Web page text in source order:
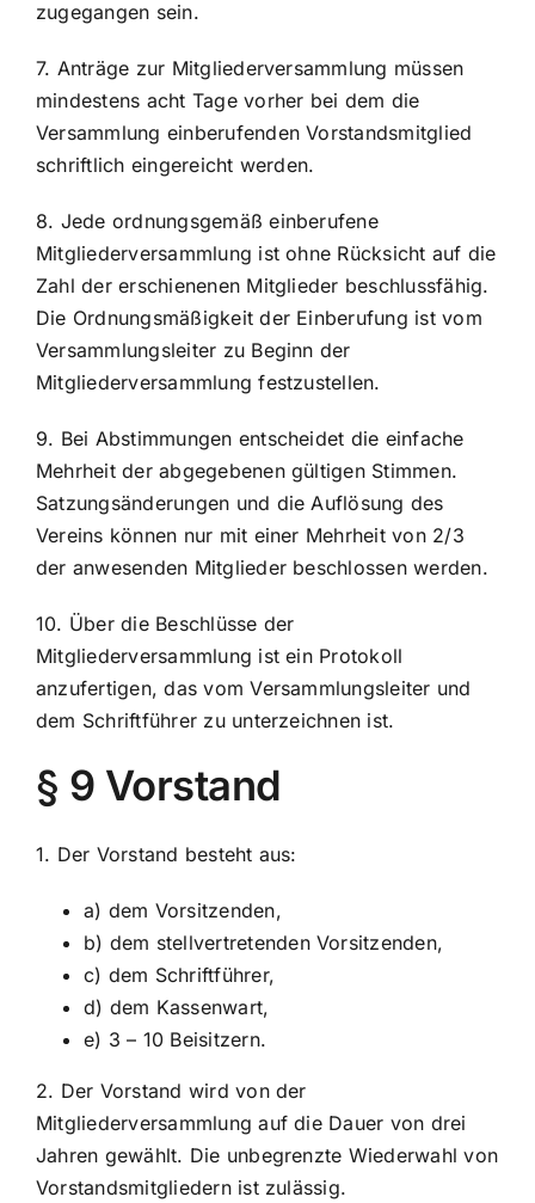
zugegangen sein.
7. Anträge zur Mitgliederversammlung müssen
mindestens acht Tage vorher bei dem die
Versammlung einberufenden Vorstandsmitglied
schriftlich eingereicht werden.
8. Jede ordnungsgemäß einberufene
Mitgliederversammlung ist ohne Rücksicht auf die
Zahl der erschienenen Mitglieder beschlussfähig.
Die Ordnungsmäßigkeit der Einberufung ist vom
Versammlungsleiter zu Beginn der
Mitgliederversammlung festzustellen.
9. Bei Abstimmungen entscheidet die einfache
Mehrheit der abgegebenen gültigen Stimmen.
Satzungsänderungen und die Auflösung des
Vereins können nur mit einer Mehrheit von 2/3
der anwesenden Mitglieder beschlossen werden.
10. Über die Beschlüsse der
Mitgliederversammlung ist ein Protokoll
anzufertigen, das vom Versammlungsleiter und
dem Schriftführer zu unterzeichnen ist.
§ 9 Vorstand
1. Der Vorstand besteht aus:
a) dem Vorsitzenden,
b) dem stellvertretenden Vorsitzenden,
c) dem Schriftführer,
d) dem Kassenwart,
e) 3 – 10 Beisitzern.
2. Der Vorstand wird von der
Mitgliederversammlung auf die Dauer von drei
Jahren gewählt. Die unbegrenzte Wiederwahl von
Vorstandsmitgliedern ist zulässig.